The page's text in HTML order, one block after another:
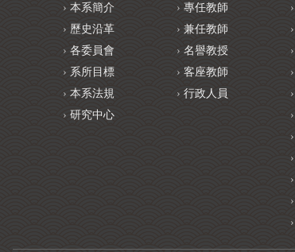
本系簡介
歷史沿革
各委員會
系所目標
本系法規
研究中心
專任教師
兼任教師
名譽教授
客座教師
行政人員